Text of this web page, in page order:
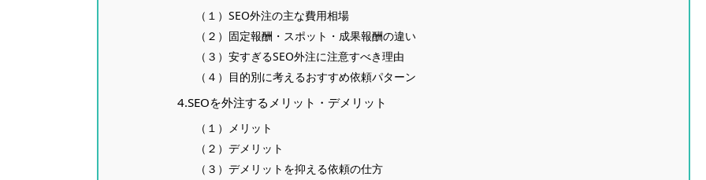
（１）SEO外注の主な費用相場
（２）固定報酬・スポット・成果報酬の違い
（３）安すぎるSEO外注に注意すべき理由
（４）目的別に考えるおすすめ依頼パターン
4.SEOを外注するメリット・デメリット
（１）メリット
（２）デメリット
（３）デメリットを抑える依頼の仕方